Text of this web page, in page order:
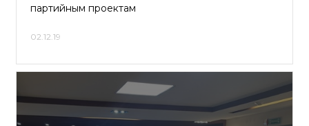
партийным проектам
02.12.19